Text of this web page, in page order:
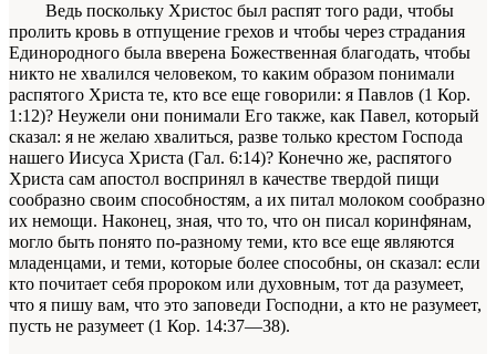
Ведь поскольку Христос был распят того ради, чтобы
пролить кровь в отпущение грехов и чтобы через страдания
Единородного была вве­рена Божественная благодать, чтобы
никто не хва­лился человеком, то каким образом понимали
рас­пятого Христа те, кто все еще говорили: я Павлов (1 Кор.
1:12)? Неужели они понимали Его также, как Павел, который
сказал: я не желаю хвалить­ся, разве только крестом Господа
нашего Иисуса Христа (Гал. 6:14)? Конечно же, распятого
Хри­ста сам апостол воспринял в качестве твердой пищи
сообразно своим способностям, а их питал молоком сообразно
их немощи. Наконец, зная, что то, что он писал коринфянам,
могло быть по­нято по-разному теми, кто все еще являются
мла­денцами, и теми, которые более способны, он ска­зал: если
кто почитает себя пророком или духовным, тот да разумеет,
что я пишу вам, что это запо­веди Господни, а кто не разумеет,
пусть не разуме­ет (1 Кор. 14:37—38).